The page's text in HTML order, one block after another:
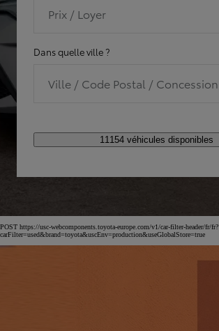
Prix / Loyer
Dans quelle ville ?
Ville / Code Postal / Concession
11154 véhicules disponibles
POST https://usc-webcomponents.toyota-europe.com/v1/car-filter-header/fr/fr?
carFilter=used&brand=toyota&uscEnv=production&useGlobalStore=true